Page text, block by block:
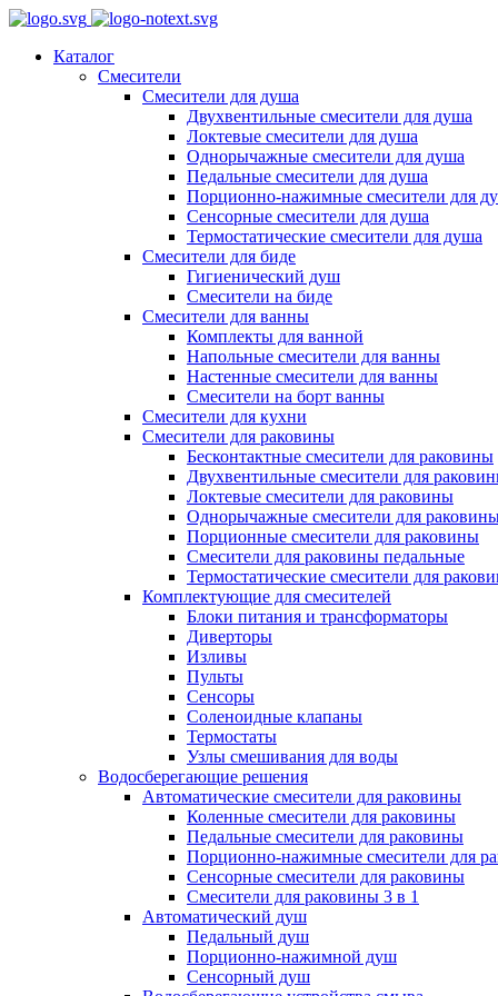
Каталог
Смесители
Смесители для душа
Двухвентильные смесители для душа
Локтевые смесители для душа
Однорычажные смесители для душа
Педальные смесители для душа
Порционно-нажимные смесители для
Сенсорные смесители для душа
Термостатические смесители для душа
Смесители для биде
Гигиенический душ
Смесители на биде
Смесители для ванны
Комплекты для ванной
Напольные смесители для ванны
Настенные смесители для ванны
Смесители на борт ванны
Смесители для кухни
Смесители для раковины
Бесконтактные смесители для раковины
Двухвентильные смесители для
Локтевые смесители для раковины
Однорычажные смесители для
Порционные смесители для раковины
Смесители для раковины педальные
Термостатические смесители для
Комплектующие для смесителей
Блоки питания и трансформаторы
Диверторы
Изливы
Пульты
Сенсоры
Соленоидные клапаны
Термостаты
Узлы смешивания для воды
Водосберегающие решения
Автоматические смесители для раковины
Коленные смесители для раковины
Педальные смесители для раковины
Порционно-нажимные смесители для
Сенсорные смесители для раковины
Смесители для раковины 3 в 1
Автоматический душ
Педальный душ
Порционно-нажимной душ
Сенсорный душ